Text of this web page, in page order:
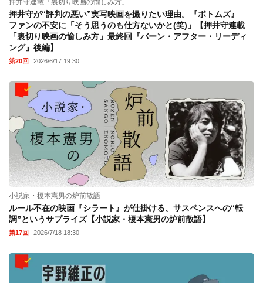
押井守連載「裏切り映画の愉しみ方」
押井守が“評判の悪い”実写映画を撮りたい理由。『ボトムズ』
ファンの不安に「そう思うのも仕方ないかと(笑)」【押井守連載
「裏切り映画の愉しみ方」最終回『バーン・アフター・リーディ
ング』後編】
第20回 2026/6/17 19:30
小説家・榎本憲男の炉前散語
ルール不在の映画『シラート』が仕掛ける、サスペンスへの“転
調”というサプライズ【小説家・榎本憲男の炉前散語】
第17回 2026/7/18 18:30